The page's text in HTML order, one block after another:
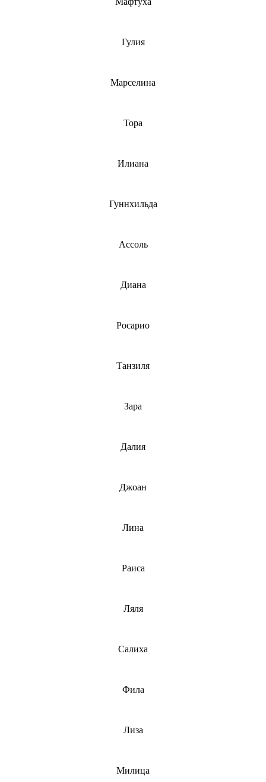
Гулия
Марселина
Тора
Илиана
Гуннхильда
Ассоль
Диана
Росарио
Танзиля
Зара
Далия
Джоан
Лина
Раиса
Ляля
Салиха
Фила
Лиза
Милица